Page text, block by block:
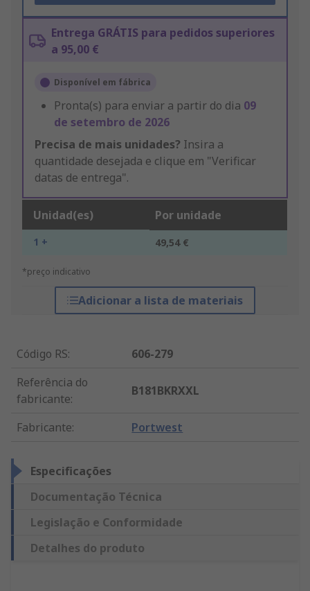
Entrega GRÁTIS para pedidos superiores
a 95,00 €
Disponível em fábrica
Pronta(s) para enviar a partir do dia 09
de setembro de 2026
Precisa de mais unidades? Insira a
quantidade desejada e clique em "Verificar
datas de entrega".
Unidad(es) Por unidade
1 + 49,54 €
*preço indicativo
Adicionar a lista de materiais
Código RS:
606-279
Referência do
fabricante:
B181BKRXXL
Fabricante: Portwest
Especificações
Documentação Técnica
Legislação e Conformidade
Detalhes do produto